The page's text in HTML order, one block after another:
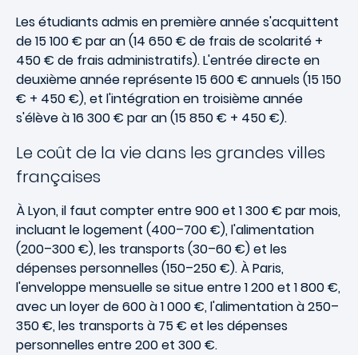
Les étudiants admis en première année s'acquittent
de 15 100 € par an (14 650 € de frais de scolarité +
450 € de frais administratifs). L'entrée directe en
deuxième année représente 15 600 € annuels (15 150
€ + 450 €), et l'intégration en troisième année
s'élève à 16 300 € par an (15 850 € + 450 €).
Le coût de la vie dans les grandes villes
françaises
À Lyon, il faut compter entre 900 et 1 300 € par mois,
incluant le logement (400–700 €), l'alimentation
(200–300 €), les transports (30–60 €) et les
dépenses personnelles (150–250 €). À Paris,
l'enveloppe mensuelle se situe entre 1 200 et 1 800 €,
avec un loyer de 600 à 1 000 €, l'alimentation à 250–
350 €, les transports à 75 € et les dépenses
personnelles entre 200 et 300 €.